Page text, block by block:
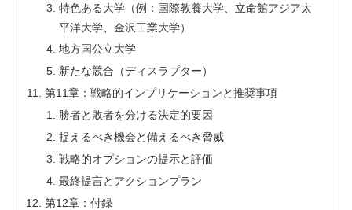
特色ある大学（例：国際教養大学、立命館アジア太
平洋大学、金沢工業大学）
地方国公立大学
新たな競合（ディスラプター）
第11章：戦略的インプリケーションと推奨事項
勝者と敗者を分ける決定的要因
捉えるべき機会と備えるべき脅威
戦略的オプションの提示と評価
最終提言とアクションプラン
第12章：付録